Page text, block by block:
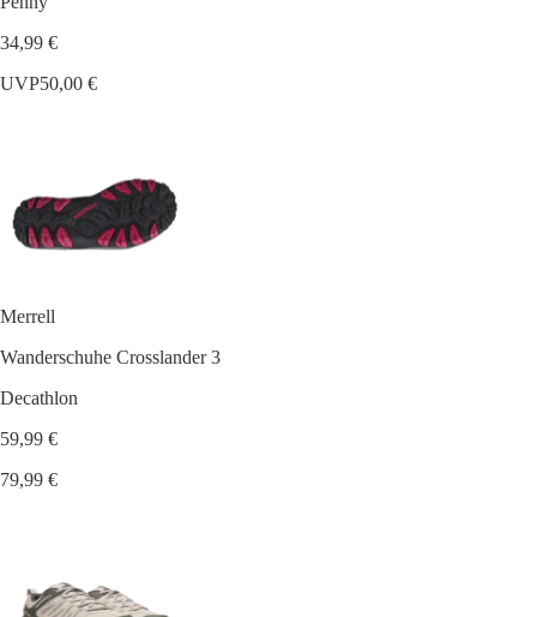
34,99 €
UVP50,00 €
Merrell
Wanderschuhe Crosslander 3
Decathlon
59,99 €
79,99 €